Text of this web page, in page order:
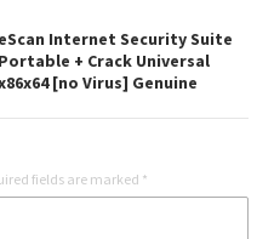
eScan Internet Security Suite
Portable + Crack Universal
[no Virus] Genuine
fields are marked *